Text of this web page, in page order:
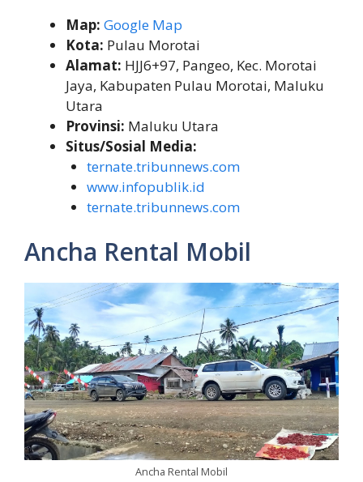
Map: Google Map
Kota: Pulau Morotai
Alamat: HJJ6+97, Pangeo, Kec. Morotai
Jaya, Kabupaten Pulau Morotai, Maluku
Utara
Provinsi: Maluku Utara
Situs/Sosial Media:
ternate.tribunnews.com
www.infopublik.id
ternate.tribunnews.com
Ancha Rental Mobil
Ancha Rental Mobil